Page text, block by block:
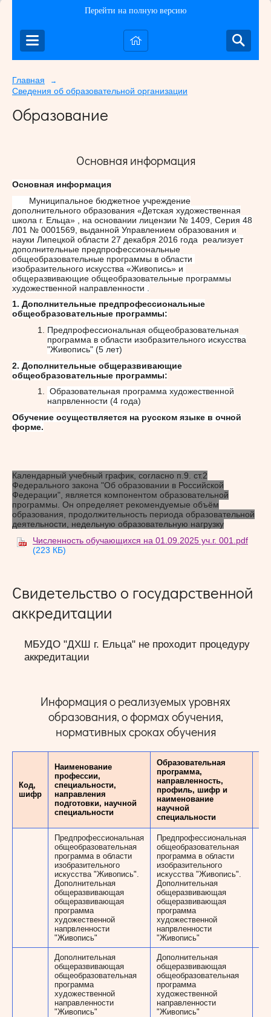
Перейти на полную версию
Главная →
Сведения об образовательной организации
Образование
Основная информация
Основная информация
Муниципальное бюджетное учреждение
дополнительного образования «Детская художественная
школа г. Ельца» , на основании лицензии № 1409, Серия 48
Л01 № 0001569, выданной Управлением образования и
науки Липецкой области 27 декабря 2016 года реализует
дополнительные предпрофессиональные
общеобразовательные программы в области
изобразительного искусства «Живопись» и
общеразвивающие общеобразовательные программы
художественной направленности .
1. Дополнительные предпрофессиональные
общеобразовательные программы:
Предпрофессиональная общеобразовательная
программа в области изобразительного искусства
"Живопись" (5 лет)
2. Дополнительные общеразвивающие
общеобразовательные программы:
Образовательная программа художественной
напрвленности (4 года)
Обучение осуществляется на русском языке в очной
форме.
Календарный учебный график, согласно п.9. ст.2
Федерального закона "Об образовании в Российской
Федерации", является компонентом образовательной
программы. Он определяет рекомендуемые объём
образования, продолжительность периода образовательной
деятельности, недельную образовательную нагрузку
Численность обучающихся на 01.09.2025 уч.г. 001.pdf
(223 КБ)
Свидетельство о государственной
аккредитации
МБУДО "ДХШ г. Ельца" не проходит процедуру
аккредитации
Информация о реализуемых уровнях
образования, о формах обучения,
нормативных сроках обучения
Код,
шифр
Наименование
профессии,
специальности,
направления
подготовки, научной
специальности
Образовательная
программа,
направленность,
профиль, шифр и
наименование
научной
специальности
Предпрофессиональная
общеобразовательная
программа в области
изобразительного
искусства "Живопись".
Дополнительная
общеразвивающая
общеразвивающая
программа
художественной
напрвленности
"Живопись"
Предпрофессиональная
общеобразовательная
программа в области
изобразительного
искусства "Живопись".
Дополнительная
общеразвивающая
общеразвивающая
программа
художественной
напрвленности
"Живопись"
Дополнительная
общеразвивающая
общеобразовательная
программа
художественной
направленности
"Живопись"
Дополнительная
общеразвивающая
общеобразовательная
программа
художественной
направленности
"Живопись"